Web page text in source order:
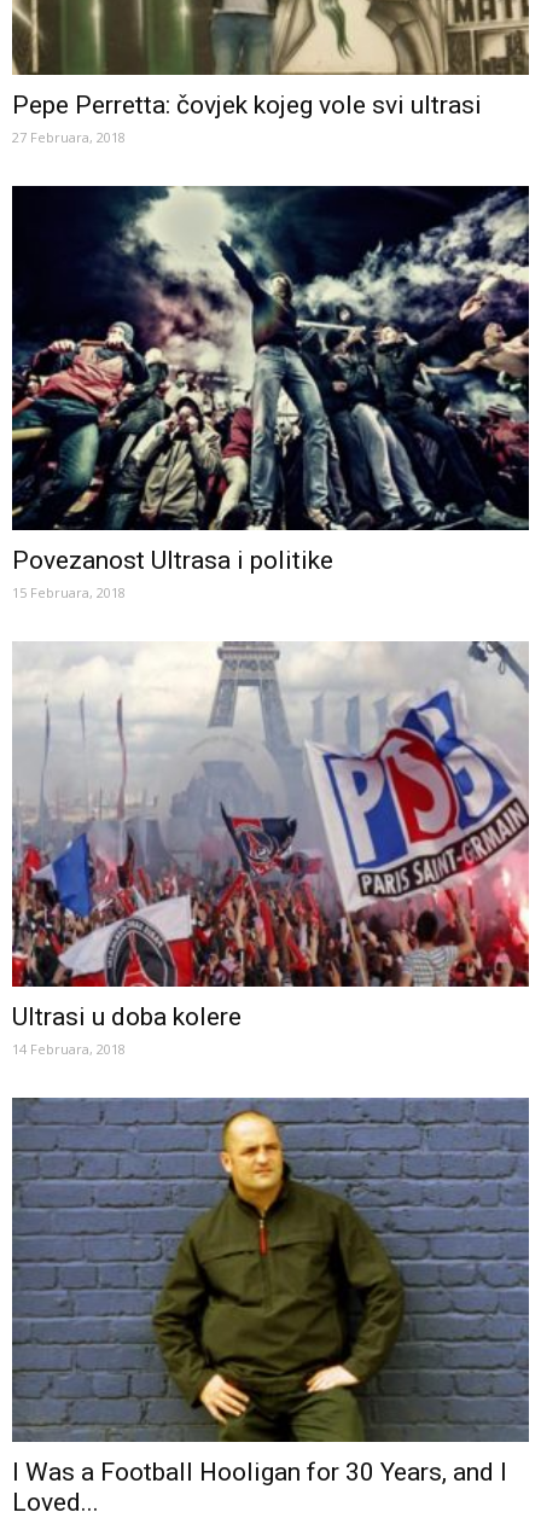
Pepe Perretta: čovjek kojeg vole svi ultrasi
27 Februara, 2018
Povezanost Ultrasa i politike
15 Februara, 2018
Ultrasi u doba kolere
14 Februara, 2018
I Was a Football Hooligan for 30 Years, and I
Loved...